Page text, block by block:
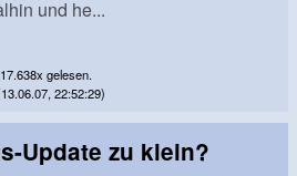
und he...
gelesen.
22:52:29)
Update zu klein?